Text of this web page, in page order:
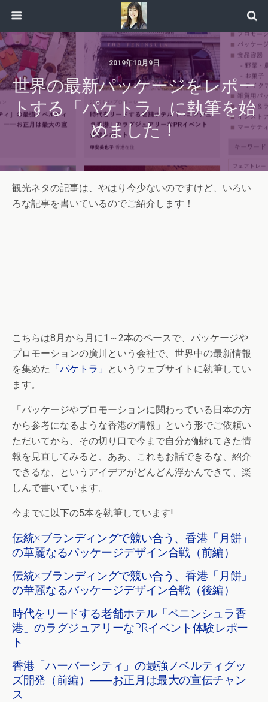
2019年10月9日
世界の最新パッケージをレポー
トする「パケトラ」に執筆を始
めました！
観光ネタの記事は、やはり今少ないのですけど、いろい
ろな記事を書いているのでご紹介します！
こちらは8月から月に1～2本のペースで、パッケージや
プロモーションの廣川という会社で、世界中の最新情報
を集めた 「パケトラ」 というウェブサイトに執筆してい
ます。
「パッケージやプロモーションに関わっている日本の方
から参考になるような香港の情報」という形でご依頼い
ただいてから、その切り口で今まで自分が触れてきた情
報を見直してみると、ああ、これもお話できるな、紹介
できるな、というアイデアがどんどん浮かんできて、楽
しんで書いています。
今までに以下の5本を執筆しています!
伝統×ブランディングで競い合う、香港「月餅」
の華麗なるパッケージデザイン合戦（前編）
伝統×ブランディングで競い合う、香港「月餅」
の華麗なるパッケージデザイン合戦（後編）
時代をリードする老舗ホテル「ペニンシュラ香
港」のラグジュアリーなPRイベント体験レポー
ト
香港「ハーバーシティ」の最強ノベルティグッ
ズ開発（前編）――お正月は最大の宣伝チャン
ス